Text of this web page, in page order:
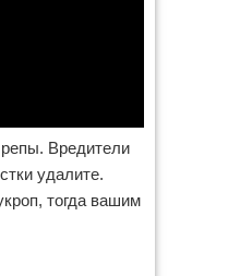
Вредители
удалите.
тогда вашим